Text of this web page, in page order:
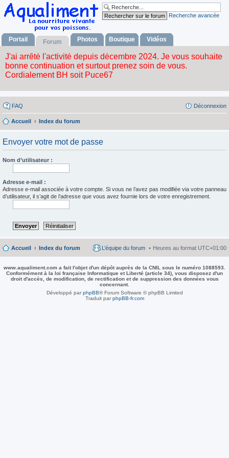
Recherche avancée
Portail Forum Photos Boutique Vidéos
FAQ Déconnexion
Accueil Index du forum
Envoyer votre mot de passe
Nom d’utilisateur :
Adresse e-mail :
Adresse e-mail associée à votre compte. Si vous ne l’avez pas modifiée via votre panneau
d’utilisateur, il s’agit de l’adresse que vous avez fournie lors de votre enregistrement.
Accueil Index du forum Heures au format UTC+01:00
L’équipe du forum
www.aqualiment.com a fait l'objet d'un dépôt auprès de la CNIL sous le numéro 1088593.
Conformément à la loi française Informatique et Liberté (article 34), vous disposez d'un
droit d'accès, de modification, de rectification et de suppression des données vous
concernant.
Développé parphpBB® Forum Software © phpBB Limited
Traduit parphpBB-fr.com